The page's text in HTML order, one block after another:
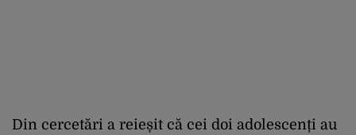
Din cercetări a reieșit că cei doi adolescenți au